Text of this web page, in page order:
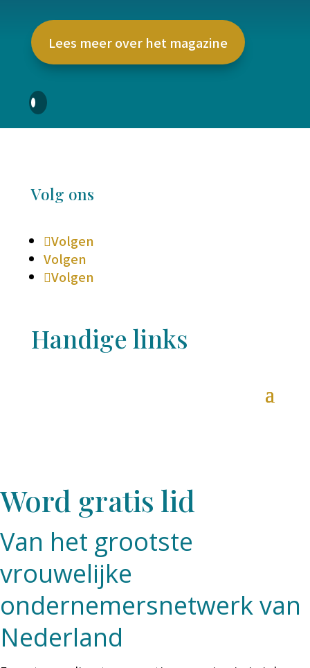
Lees meer over het magazine
Volg ons
Volgen
Volgen
Volgen
Handige links
Word gratis lid
Van het grootste
vrouwelijke
ondernemersnetwerk van
Nederland